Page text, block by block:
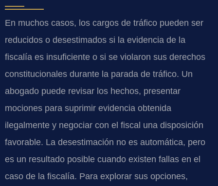
En muchos casos, los cargos de tráfico pueden ser
reducidos o desestimados si la evidencia de la
fiscalía es insuficiente o si se violaron sus derechos
constitucionales durante la parada de tráfico. Un
abogado puede revisar los hechos, presentar
mociones para suprimir evidencia obtenida
ilegalmente y negociar con el fiscal una disposición
favorable. La desestimación no es automática, pero
es un resultado posible cuando existen fallas en el
caso de la fiscalía. Para explorar sus opciones,